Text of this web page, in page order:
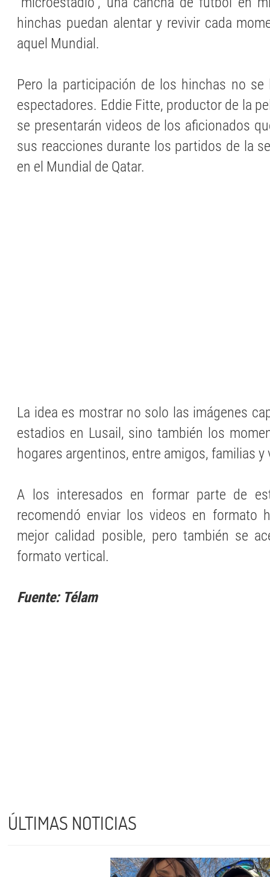
hinchas puedan alentar y revivir cada
aquel Mundial.
Pero la participación de los hinchas no
espectadores. Eddie Fitte, productor de la
se presentarán videos de los aficionados
sus reacciones durante los partidos de la
en el Mundial de Qatar.
La idea es mostrar no solo las imágenes
estadios en Lusail, sino también los
hogares argentinos, entre amigos, familias y
A los interesados en formar parte de
recomendó enviar los videos en formato
mejor calidad posible, pero también se
formato vertical.
Fuente: Télam
ÚLTIMAS NOTICIAS